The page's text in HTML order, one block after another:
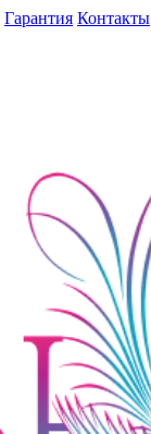
Гарантия Контакты